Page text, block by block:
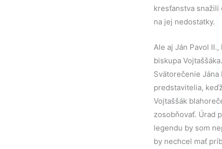
kresťanstva snažili
na jej nedostatky.
Ale aj Ján Pavol
biskupa Vojtaššáka.
Svätorečenie
predstavitelia,
Vojtaššák
zosobňovať. Úrad
legendu by som
by nechcel mať